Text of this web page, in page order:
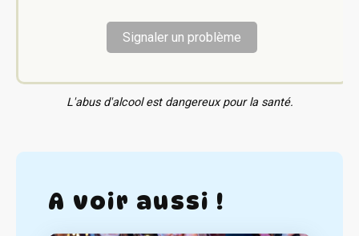
Signaler un problème
L'abus d'alcool est dangereux pour la santé.
A voir aussi !